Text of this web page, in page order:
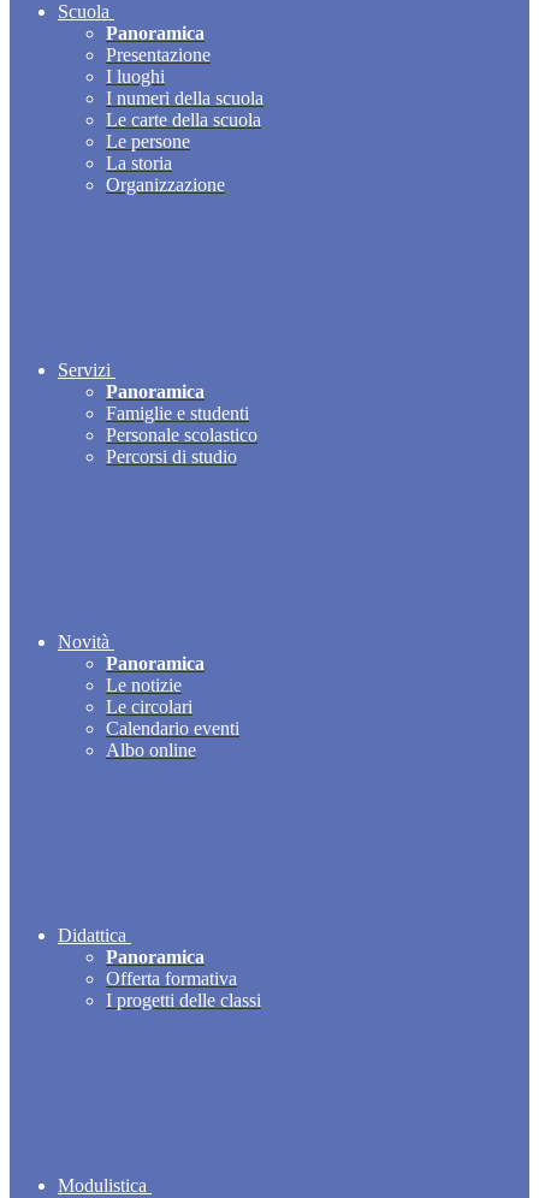
Scuola
Panoramica
Presentazione
I luoghi
I numeri della scuola
Le carte della scuola
Le persone
La storia
Organizzazione
Servizi
Panoramica
Famiglie e studenti
Personale scolastico
Percorsi di studio
Novità
Panoramica
Le notizie
Le circolari
Calendario eventi
Albo online
Didattica
Panoramica
Offerta formativa
I progetti delle classi
Modulistica